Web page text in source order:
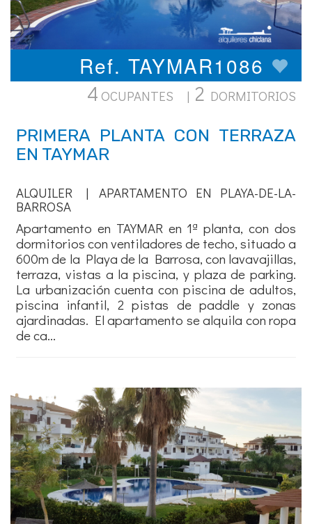
Ref. TAYMAR1086
4 OCUPANTES | 2 DORMITORIOS
PRIMERA PLANTA CON TERRAZA
EN TAYMAR
ALQUILER | APARTAMENTO EN PLAYA-DE-LA-
BARROSA
Apartamento en TAYMAR en 1ª planta, con dos
dormitorios con ventiladores de techo, situado a
600m de la Playa de la Barrosa, con lavavajillas,
terraza, vistas a la piscina, y plaza de parking.
La urbanización cuenta con piscina de adultos,
piscina infantil, 2 pistas de paddle y zonas
ajardinadas. El apartamento se alquila con ropa
de ca...